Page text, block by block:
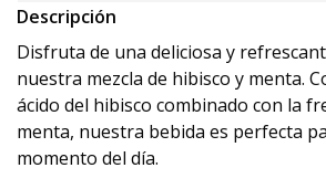
100
Descripción
Disfruta de una deliciosa y
nuestra mezcla de hibisco y menta.
ácido del hibisco combinado con la
menta, nuestra bebida es perfecta
momento del día.